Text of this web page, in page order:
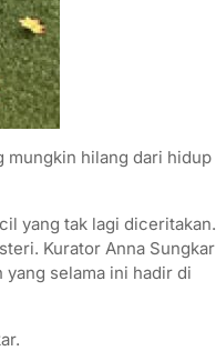
mungkin hilang dari hidup
yang tak lagi diceritakan.
Kurator Anna Sungkar
selama ini hadir di